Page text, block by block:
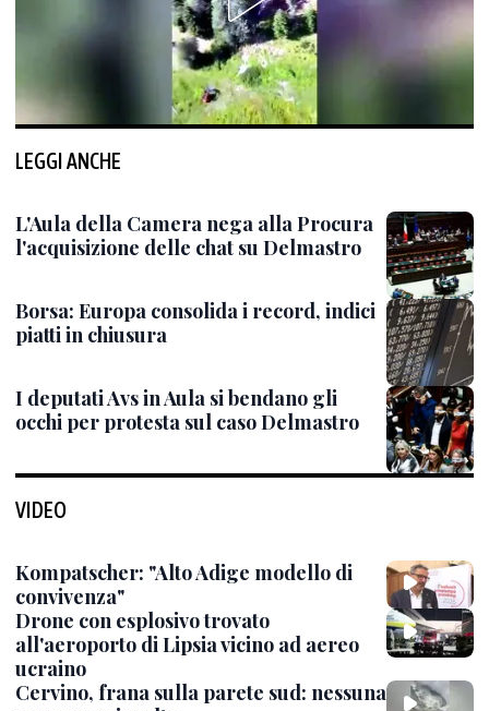
LEGGI ANCHE
L'Aula della Camera nega alla Procura
l'acquisizione delle chat su Delmastro
Borsa: Europa consolida i record, indici
piatti in chiusura
I deputati Avs in Aula si bendano gli
occhi per protesta sul caso Delmastro
VIDEO
Kompatscher: "Alto Adige modello di
convivenza"
Drone con esplosivo trovato
all'aeroporto di Lipsia vicino ad aereo
ucraino
Cervino, frana sulla parete sud: nessuna